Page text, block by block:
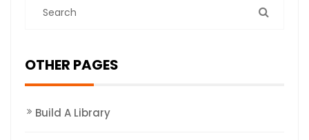
OTHER PAGES
Build A Library